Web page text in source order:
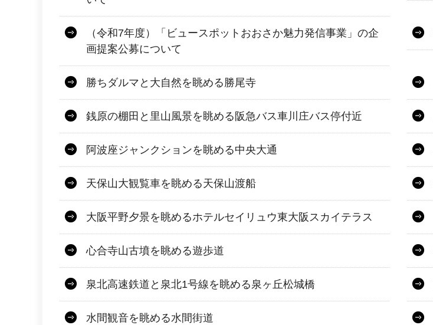
（令和7年度）「ビュースポットおおさか魅力発信事業」の企
画提案公募について
勝ちダルマと大自然を眺める勝尾寺
銭原の棚田と里山風景を眺める阪急バス車川庄バス停付近
阿波座ジャンクションを眺める中央大通
天保山大観覧車を眺める天保山渡船
大阪平野夕景を眺めるホテルセイリュウ東大阪スカイテラス
心合寺山古墳を眺める遊歩道
泉北高速鉄道と泉北1号線を眺める泉ヶ丘松城橋
水間観音を眺める水間街道